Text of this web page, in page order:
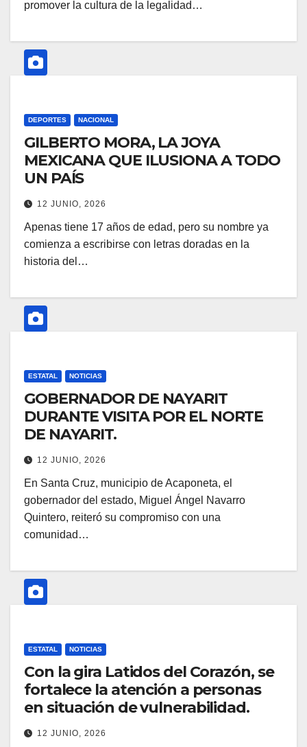
promover la cultura de la legalidad…
DEPORTES NACIONAL
GILBERTO MORA, LA JOYA
MEXICANA QUE ILUSIONA A TODO
UN PAÍS
12 JUNIO, 2026
Apenas tiene 17 años de edad, pero su nombre ya
comienza a escribirse con letras doradas en la
historia del…
ESTATAL NOTICIAS
GOBERNADOR DE NAYARIT
DURANTE VISITA POR EL NORTE
DE NAYARIT.
12 JUNIO, 2026
En Santa Cruz, municipio de Acaponeta, el
gobernador del estado, Miguel Ángel Navarro
Quintero, reiteró su compromiso con una
comunidad…
ESTATAL NOTICIAS
Con la gira Latidos del Corazón, se
fortalece la atención a personas
en situación de vulnerabilidad.
12 JUNIO, 2026